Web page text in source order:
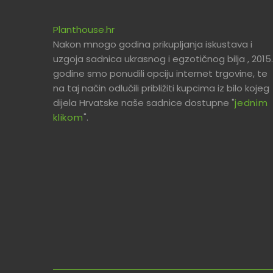
Planthouse.hr
Nakon mnogo godina prikupljanja iskustava i
uzgoja sadnica ukrasnog i egzotičnog bilja , 2015.
godine smo ponudili opciju internet trgovine, te
na taj način odlučili približiti kupcima iz bilo kojeg
dijela Hrvatske naše sadnice dostupne "jednim
klikom".